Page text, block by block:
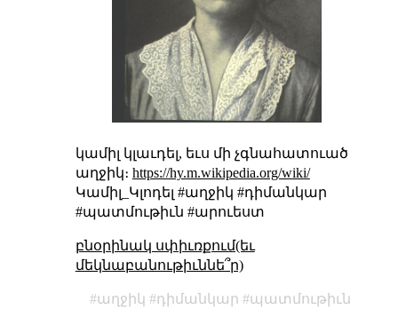
կամիլ կլաւդել, եւս մի չգնահատուած
աղջիկ։ https://hy.m.wikipedia.org/wiki/
Կամիլ_Կլոդել #աղջիկ #դիմանկար
#պատմութիւն #արուեստ
բնօրինակ սփիւռքում(եւ
մեկնաբանութիւննե՞ր)
աղջիկ դիմանկար
պատմութիւն